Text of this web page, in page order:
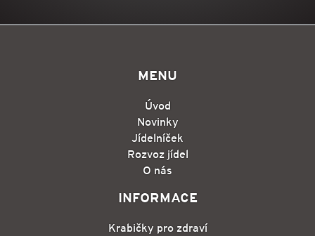
MENU
Úvod
Novinky
Jídelníček
Rozvoz jídel
O nás
INFORMACE
Krabičky pro zdraví